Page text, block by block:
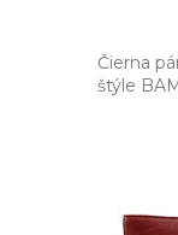
Čierna
štýle